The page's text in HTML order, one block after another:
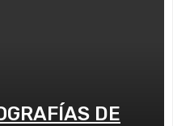
DE